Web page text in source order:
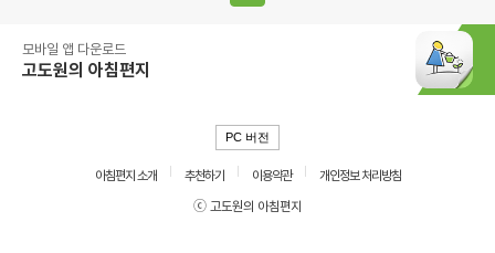
모바일 앱 다운로드
고도원의 아침편지
PC 버전
아침편지 소개 추천하기 이용약관
개인정보 처리방침
ⓒ 고도원의 아침편지